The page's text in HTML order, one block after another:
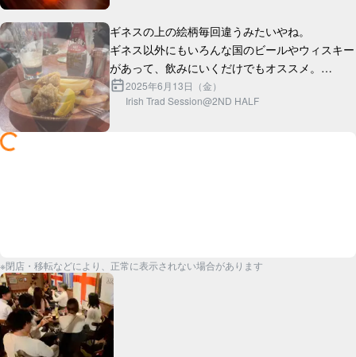
ギネスの上の絵柄毎回違うみたいやね。
ギネス以外にもいろんな国のビールやウィスキー
があって、飲みにいくだけでもオススメ。
セッションもlovelyなチューンが沢山出ます。
2025年6月13日（金）
Irish Trad Session@2ND HALF
※閉店・移転などにより、正常に表示されない場合があります